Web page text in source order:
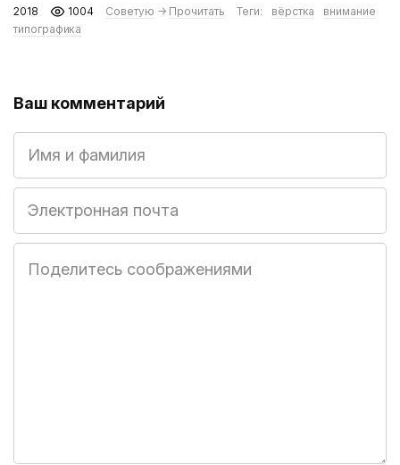
2018 1004 Советую → Прочитать Теги: вёрстка
внимание
типографика
Ваш комментарий